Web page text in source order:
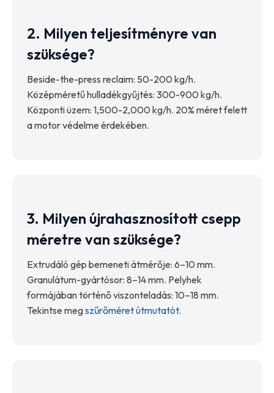
2. Milyen teljesítményre van
szüksége?
Beside-the-press reclaim: 50-200 kg/h.
Középméretű hulladékgyűjtés: 300-900 kg/h.
Központi üzem: 1,500-2,000 kg/h. 20% méret felett
a motor védelme érdekében.
3. Milyen újrahasznosított csepp
méretre van szüksége?
Extrudáló gép bemeneti átmérője: 6–10 mm.
Granulátum-gyártósor: 8–14 mm. Pelyhek
formájában történő viszonteladás: 10–18 mm.
Tekintse megszűrőméret útmutatót.